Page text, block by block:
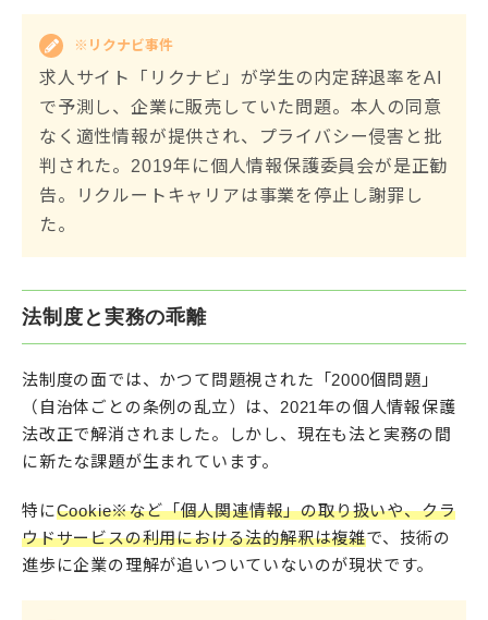
※リクナビ事件
求人サイト「リクナビ」が学生の内定辞退率をAI
で予測し、企業に販売していた問題。本人の同意
なく適性情報が提供され、プライバシー侵害と批
判された。2019年に個人情報保護委員会が是正勧
告。リクルートキャリアは事業を停止し謝罪し
た。
法制度と実務の乖離
法制度の面では、かつて問題視された「2000個問題」
（自治体ごとの条例の乱立）は、2021年の個人情報保護
法改正で解消されました。しかし、現在も法と実務の間
に新たな課題が生まれています。
特にCookie※など「個人関連情報」の取り扱いや、クラ
ウドサービスの利用における法的解釈は複雑で、技術の
進歩に企業の理解が追いついていないのが現状です。